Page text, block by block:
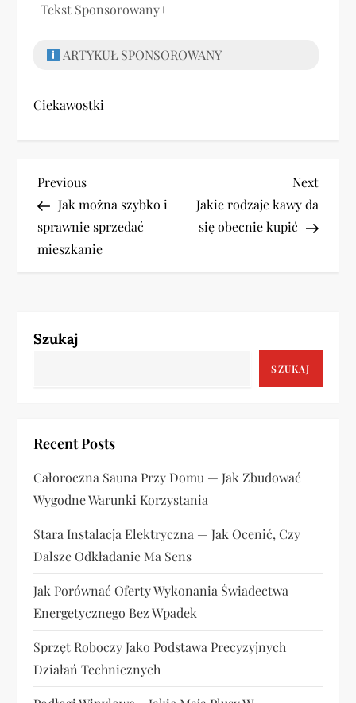
+Tekst Sponsorowany+
ARTYKUŁ SPONSOROWANY
Ciekawostki
N
a
w
g
j
a
w
p
i
s
u
Previous
Post
Previous
Jak można szybko i
sprawnie sprzedać
mieszkanie
Next
Post
Next
Jakie rodzaje kawy da
się obecnie kupić
Szukaj
SZUKAJ
Recent Posts
Całoroczna Sauna Przy Domu — Jak Zbudować
Wygodne Warunki Korzystania
Stara Instalacja Elektryczna — Jak Ocenić, Czy
Dalsze Odkładanie Ma Sens
Jak Porównać Oferty Wykonania Świadectwa
Energetycznego Bez Wpadek
Sprzęt Roboczy Jako Podstawa Precyzyjnych
Działań Technicznych